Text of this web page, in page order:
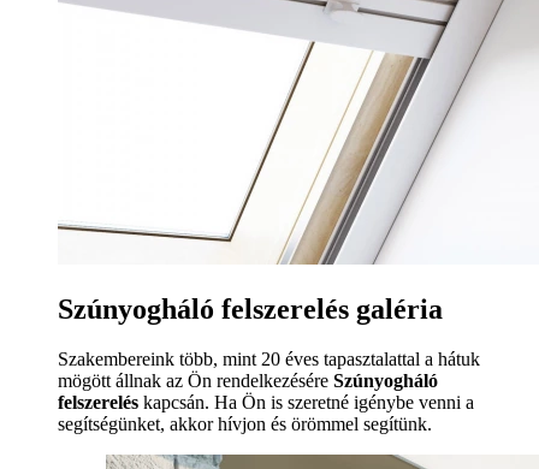
Szúnyogháló felszerelés galéria
Szakembereink több, mint 20 éves tapasztalattal a hátuk
mögött állnak az Ön rendelkezésére Szúnyogháló
felszerelés kapcsán. Ha Ön is szeretné igénybe venni a
segítségünket, akkor hívjon és örömmel segítünk.